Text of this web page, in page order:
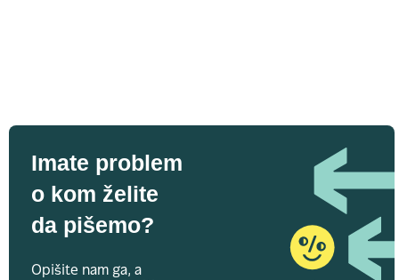
Imate problem
o kom želite
da pišemo?
Opišite nam ga, a